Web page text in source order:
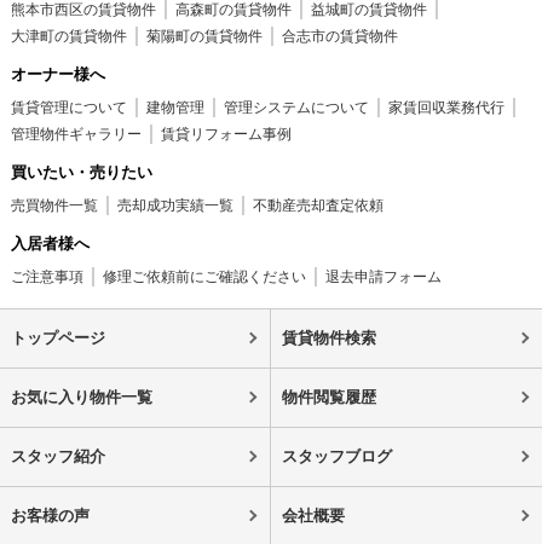
熊本市西区の賃貸物件
高森町の賃貸物件
益城町の賃貸物件
大津町の賃貸物件
菊陽町の賃貸物件 合志市の賃貸物件
オーナー様へ
賃貸管理について 建物管理 管理システムについて
家賃回収業務代行
管理物件ギャラリー
賃貸リフォーム事例
買いたい・売りたい
売買物件一覧 売却成功実績一覧 不動産売却査定依頼
入居者様へ
ご注意事項 修理ご依頼前にご確認ください 退去申請フォーム
トップページ 賃貸物件検索
お気に入り物件一覧 物件閲覧履歴
スタッフ紹介 スタッフブログ
お客様の声 会社概要